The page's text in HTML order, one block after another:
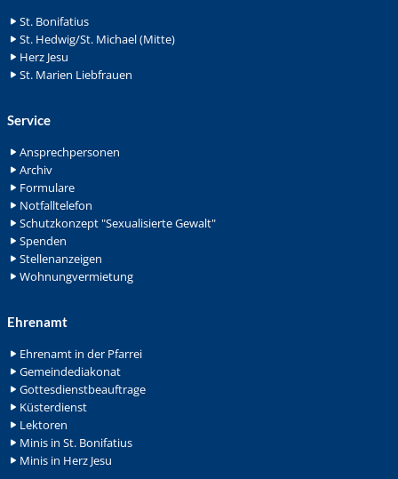
St. Bonifatius
St. Hedwig/St. Michael (Mitte)
Herz Jesu
St. Marien Liebfrauen
Service
Ansprechpersonen
Archiv
Formulare
Notfalltelefon
Schutzkonzept "Sexualisierte Gewalt"
Spenden
Stellenanzeigen
Wohnungvermietung
Ehrenamt
Ehrenamt in der Pfarrei
Gemeindediakonat
Gottesdienstbeauftrage
Küsterdienst
Lektoren
Minis in St. Bonifatius
Minis in Herz Jesu